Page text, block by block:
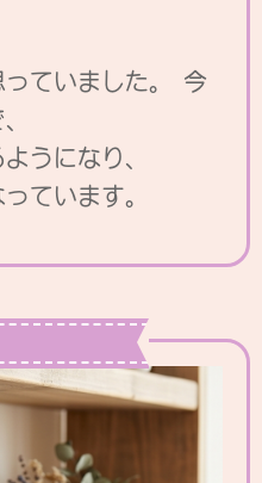
ていました。 今
うになり、
ています。